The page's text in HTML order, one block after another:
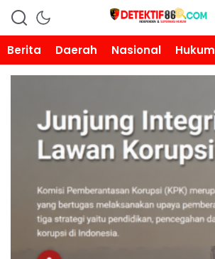
DETEKTIF86.COM
Berita
Daerah Nasional Hukum